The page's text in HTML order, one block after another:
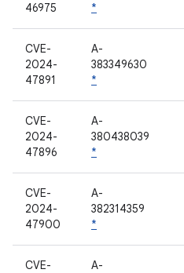
46975
*
CVE-
2024-
47891
A-
383349630
*
CVE-
2024-
47896
A-
380438039
*
CVE-
2024-
47900
A-
382314359
*
CVE-
A-